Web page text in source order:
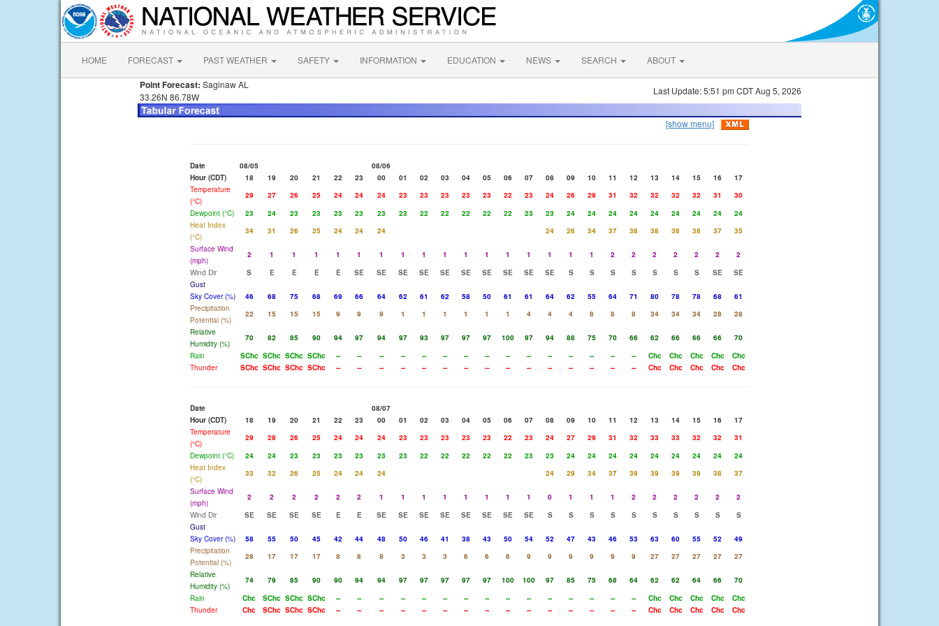
HOME FORECAST PAST WEATHER SAFETY INFORMATION EDUCATION NEWS SEARCH ABOUT
Point Forecast: Saginaw AL
33.26N 86.78W
Last Update: 5:51 pm CDT Aug 5, 2026
[show menu]
Date 08/05
08/06
Hour (CDT)
18 19 20 21 22 23 00 01 02 03 04 05 06 07 08 09 10 11 12 13 14 15 16
17
Temperature
(°C)
29 27 26 25 24 24 24 23 23 23 23 23 22 23 24 26 29 31 32 32 32 32 31
30
Dewpoint (°C)
23 24 23 23 23 23 23 23 22 22 22 22 22 23 23 24 24 24 24 24 24 24 24
24
Heat Index
(°C)
34 31 26 25 24 24 24 24 26 34 37 38 38 38 38 37
35
Surface Wind
(mph)
2 1 1 1 1 1 1 1 1 1 1 1 1 1 1 1 1 2 2 2 2 2 2
2
Wind Dir
S E E E E SE SE SE SE SE SE SE SE SE SE S S S S S S S SE
SE
Gust
Sky Cover (%)
46 68 75 68 69 66 64 62 61 62 58 50 61 61 64 62 55 64 71 80 78 78 68
61
Precipitation
Potential (%)
22 15 15 15 9 9 9 1 1 1 1 1 1 4 4 4 8 8 8 34 34 34 28
28
Relative
Humidity (%)
70 82 85 90 94 97 94 97 93 97 97 97 100 97 94 88 75 70 66 62 66 66 66
70
Rain
SChc SChc SChc SChc -- -- -- -- -- -- -- -- -- -- -- -- -- -- -- Chc Chc Chc Chc
Chc
Thunder
SChc SChc SChc SChc -- -- -- -- -- -- -- -- -- -- -- -- -- -- -- Chc Chc Chc Chc Chc
Date
08/07
Hour (CDT)
18 19 20 21 22 23 00 01 02 03 04 05 06 07 08 09 10 11 12 13 14 15 16
17
Temperature
(°C)
29 28 26 25 24 24 24 23 23 23 23 23 22 23 24 27 29 31 32 33 33 32 32
31
Dewpoint (°C)
24 24 23 23 23 23 23 23 22 22 22 22 22 23 23 24 24 24 24 24 24 24 24
24
Heat Index
(°C)
33 32 26 25 24 24 24 24 29 34 37 39 39 39 39 38
37
Surface Wind
(mph)
2 2 2 2 2 2 1 1 1 1 1 1 1 1 0 1 1 1 2 2 2 2 2
2
Wind Dir
SE SE SE SE E E SE SE SE SE SE SE SE SE S S S S S S S S S
S
Gust
Sky Cover (%)
58 55 50 45 42 44 48 50 46 41 38 43 50 54 52 47 43 46 53 63 60 55 52
49
Precipitation
Potential (%)
28 17 17 17 8 8 8 3 3 3 6 6 6 9 9 9 9 9 9 27 27 27 27
27
Relative
Humidity (%)
74 79 85 90 90 94 94 97 97 97 97 97 100 100 97 85 75 68 64 62 62 64 66
70
Rain
Chc SChc SChc SChc -- -- -- -- -- -- -- -- -- -- -- -- -- -- -- Chc Chc Chc Chc
Chc
Thunder
Chc SChc SChc SChc -- -- -- -- -- -- -- -- -- -- -- -- -- -- -- Chc Chc Chc Chc Chc